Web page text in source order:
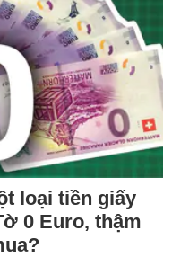
loại tiền giấy
0 Euro, thậm